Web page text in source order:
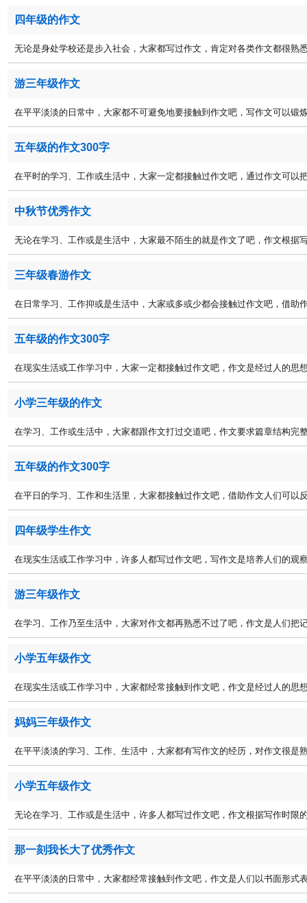
四年级的作文
无论是身处学校还是步入社会，大家都写过作文，肯定对各类作文都很
游三年级作文
在平平淡淡的日常中，大家都不可避免地要接触到作文吧，写作文可以
五年级的作文300字
在平时的学习、工作或生活中，大家一定都接触过作文吧，通过作文可
中秋节优秀作文
无论在学习、工作或是生活中，大家最不陌生的就是作文了吧，作文根
三年级春游作文
在日常学习、工作抑或是生活中，大家或多或少都会接触过作文吧，借
五年级的作文300字
在现实生活或工作学习中，大家一定都接触过作文吧，作文是经过人的
小学三年级的作文
在学习、工作或生活中，大家都跟作文打过交道吧，作文要求篇章结构
五年级的作文300字
在平日的学习、工作和生活里，大家都接触过作文吧，借助作文人们可
四年级学生作文
在现实生活或工作学习中，许多人都写过作文吧，写作文是培养人们的
游三年级作文
在学习、工作乃至生活中，大家对作文都再熟悉不过了吧，作文是人们
小学五年级作文
在现实生活或工作学习中，大家都经常接触到作文吧，作文是经过人的
妈妈三年级作文
在平平淡淡的学习、工作、生活中，大家都有写作文的经历，对作文很
小学五年级作文
无论在学习、工作或是生活中，许多人都写过作文吧，作文根据写作时
那一刻我长大了优秀作文
在平平淡淡的日常中，大家都经常接触到作文吧，作文是人们以书面形